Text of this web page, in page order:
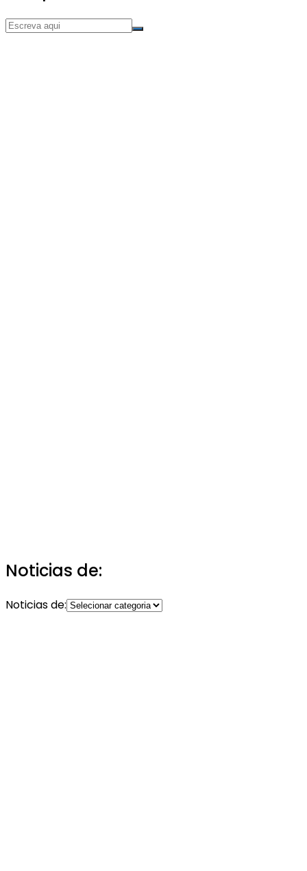
Noticias de:
Noticias de: